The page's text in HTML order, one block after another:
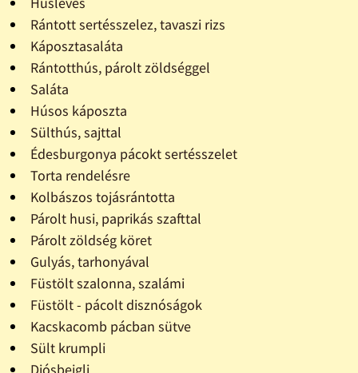
Rántott sertésszelez, tavaszi rizs
Káposztasaláta
Rántotthús, párolt zöldséggel
Saláta
Húsos káposzta
Sülthús, sajttal
Édesburgonya pácokt sertésszelet
Torta rendelésre
Kolbászos tojásrántotta
Párolt husi, paprikás szafttal
Párolt zöldség köret
Gulyás, tarhonyával
Füstölt szalonna, szalámi
Füstölt - pácolt disznóságok
Kacskacomb pácban sütve
Sült krumpli
Diósbejgli